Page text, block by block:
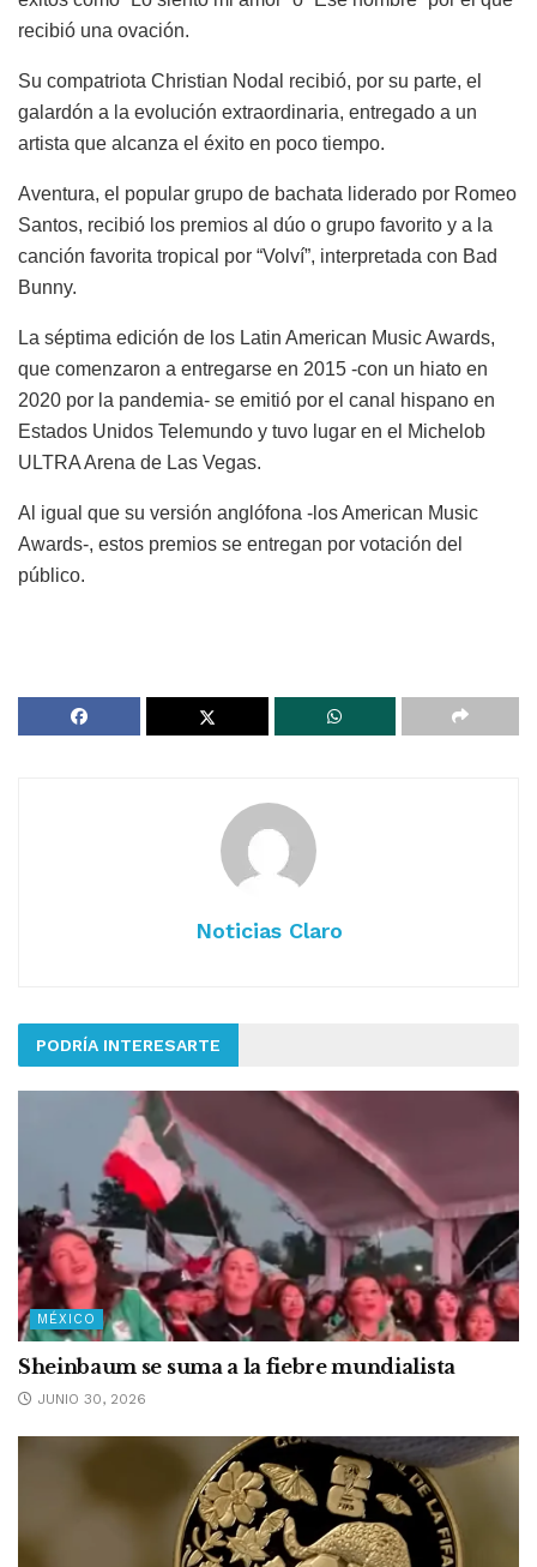
recibió una ovación.
Su compatriota Christian Nodal recibió, por su parte, el
galardón a la evolución extraordinaria, entregado a un
artista que alcanza el éxito en poco tiempo.
Aventura, el popular grupo de bachata liderado por Romeo
Santos, recibió los premios al dúo o grupo favorito y a la
canción favorita tropical por “Volví”, interpretada con Bad
Bunny.
La séptima edición de los Latin American Music Awards,
que comenzaron a entregarse en 2015 -con un hiato en
2020 por la pandemia- se emitió por el canal hispano en
Estados Unidos Telemundo y tuvo lugar en el Michelob
ULTRA Arena de Las Vegas.
Al igual que su versión anglófona -los American Music
Awards-, estos premios se entregan por votación del
público.
Noticias Claro
PODRÍA INTERESARTE
MÉXICO
Sheinbaum se suma a la fiebre mundialista
JUNIO 30, 2026